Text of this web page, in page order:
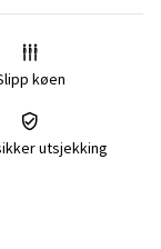
køen
utsjekking